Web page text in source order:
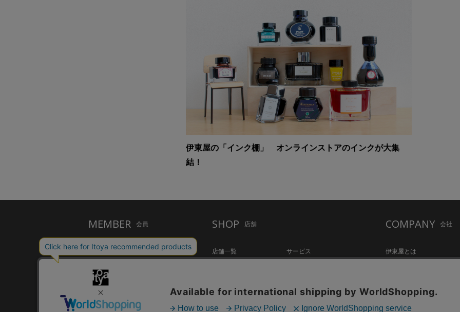
伊東屋の「インク棚」 オンラインストアのインクが大集
結！
MEMBER 会員
ご利用ガイド
お問い合わせ
個人情報保護方針
SHOP 店舗
店舗一覧
CAFE Stylo
サービス
COMPANY 会社
伊東屋とは
採用情報